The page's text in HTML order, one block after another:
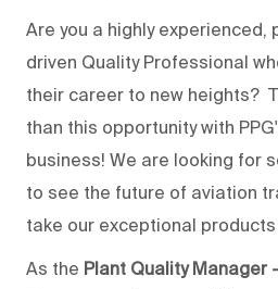
Are you a highly experienced,
driven Quality Professional
their career to new heights?
than this opportunity with
business! We are looking for
to see the future of aviation
take our exceptional
As the Plant Quality Manager